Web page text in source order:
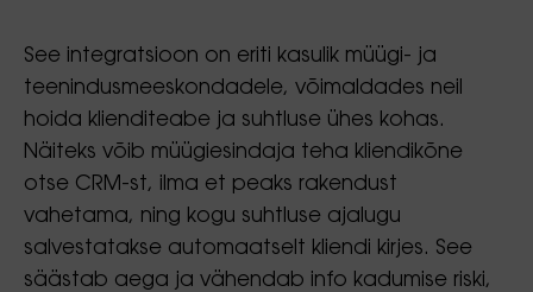
See integratsioon on eriti kasulik müügi- ja
teenindusmeeskondadele, võimaldades neil
hoida klienditeabe ja suhtluse ühes kohas.
Näiteks võib müügiesindaja teha kliendikõne
otse CRM-st, ilma et peaks rakendust
vahetama, ning kogu suhtluse ajalugu
salvestatakse automaatselt kliendi kirjes. See
säästab aega ja vähendab info kadumise riski,